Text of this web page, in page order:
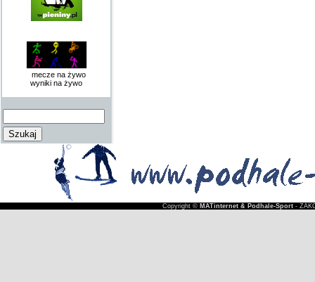
mecze na żywo
wyniki na żywo
Copyright © MATinternet & Podhale-Sport-